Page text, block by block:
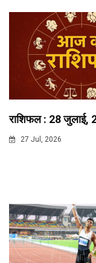
राशिफल : 28 जुलाई,
27 Jul, 2026